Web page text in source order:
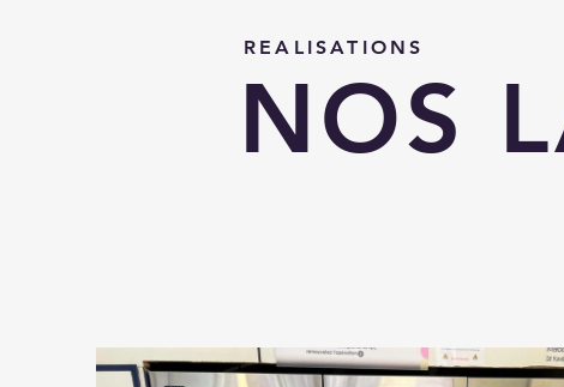
REALISATIONS
NOS